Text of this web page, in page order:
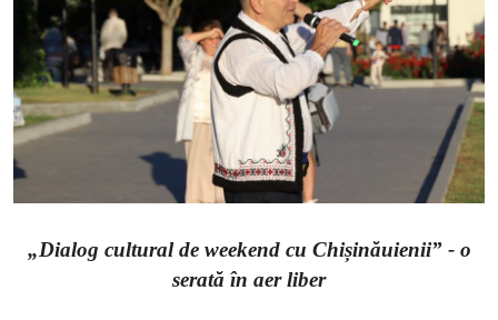
SERVICII
Sectorul Rîșcani
Căutați pe Internet
„Dialog cultural de weekend cu Chișinăuienii” - o
serată în aer liber